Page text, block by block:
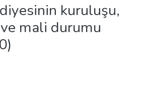
kuruluşu,
mali durumu